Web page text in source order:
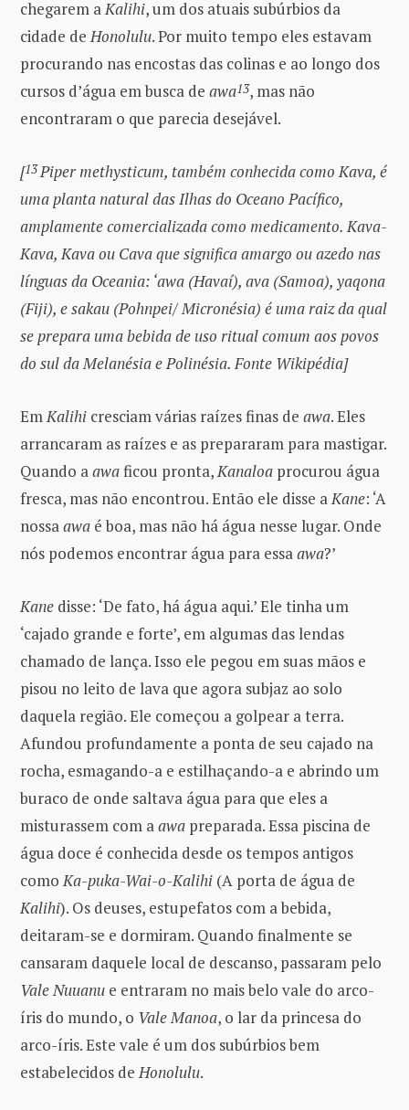
chegarem aKalihi, um dos atuais subúrbios da
cidade deHonolulu. Por muito tempo eles estavam
procurando nas encostas das colinas e ao longo dos
cursos d’água em busca de awa13, mas não
encontraram o que parecia desejável.
[13Piper methysticum, também conhecida como Kava, é
uma planta natural das Ilhas do Oceano Pacífico,
amplamente comercializada como medicamento. Kava-
Kava, Kava ou Cava que significa amargo ou azedo nas
línguas da Oceania: ‘awa (Havaí), ava (Samoa), yaqona
(Fiji), e sakau (Pohnpei/ Micronésia) é uma raiz da qual
se prepara uma bebida de uso ritual comum aos povos
do sul da Melanésia e Polinésia. Fonte Wikipédia]
EmKalihi cresciam várias raízes finas de awa. Eles
arrancaram as raízes e as prepararam para mastigar.
Quando aawaficou pronta,Kanaloa procurou água
fresca, mas não encontrou. Então ele disse aKane: ‘A
nossaawa é boa, mas não há água nesse lugar. Onde
nós podemos encontrar água para essaawa?’
Kane disse: ‘De fato, há água aqui.’ Ele tinha um
‘cajado grande e forte’, em algumas das lendas
chamado de lança. Isso ele pegou em suas mãos e
pisou no leito de lava que agora subjaz ao solo
daquela região. Ele começou a golpear a terra.
Afundou profundamente a ponta de seu cajado na
rocha, esmagando-a e estilhaçando-a e abrindo um
buraco de onde saltava água para que eles a
misturassem com aawa preparada. Essa piscina de
água doce é conhecida desde os tempos antigos
comoKa-puka-Wai-o-Kalihi (A porta de água de
Kalihi). Os deuses, estupefatos com a bebida,
deitaram-se e dormiram. Quando finalmente se
cansaram daquele local de descanso, passaram pelo
Vale Nuuanu e entraram no mais belo vale do arco-
íris do mundo, o Vale Manoa, o lar da princesa do
arco-íris. Este vale é um dos subúrbios bem
estabelecidos deHonolulu.